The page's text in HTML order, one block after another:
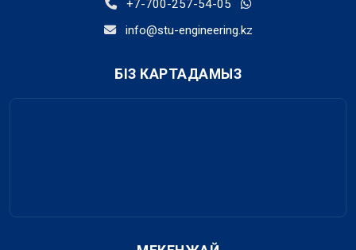
+7-700-257-54-05
info@stu-engineering.kz
БІЗ КАРТАДАМЫЗ